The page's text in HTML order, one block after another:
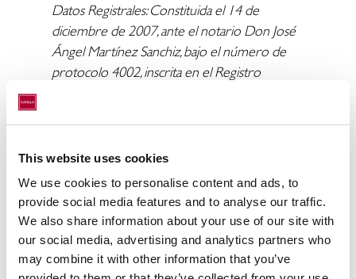
This website uses cookies
We use cookies to personalise content and ads, to
provide social media features and to analyse our traffic.
We also share information about your use of our site with
our social media, advertising and analytics partners who
may combine it with other information that you’ve
Datos Registrales: Constituida el 14 de
diciembre de 2007, ante el notario Don José
Ángel Martínez Sanchiz, bajo el número de
protocolo 4002, inscrita en el Registro
Dirección: C/ José Abascal 56
Contacto: info@catella.es
CIF: B87290813
Datos Registrales: Constituida el 14 de mayo
de 2014, ante el notario María del Rosario de
Miguel Roses, bajo el número de protocolo